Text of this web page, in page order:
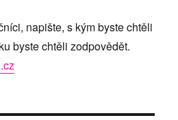
napište, s kým byste chtěli
byste chtěli zodpovědět.